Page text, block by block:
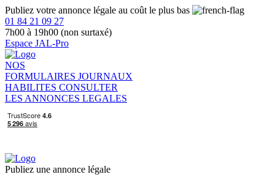
Publiez votre annonce légale au coût le plus bas
01 84 21 09 27
7h00 à 19h00 (non surtaxé)
Espace JAL-Pro
NOS
FORMULAIRES JOURNAUX
HABILITES CONSULTER
LES ANNONCES LEGALES
Publiez une annonce légale